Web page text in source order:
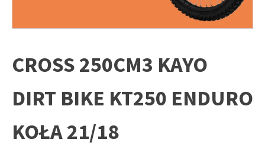
CROSS 250CM3 KAYO
DIRT BIKE KT250 ENDURO
KOŁA 21/18